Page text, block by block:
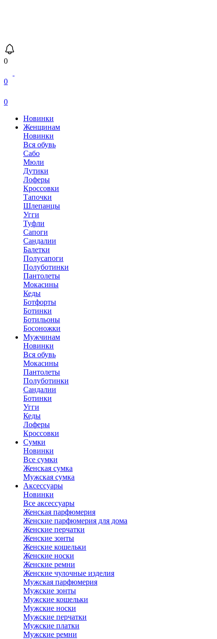
0
0
0
Новинки
Женщинам
Новинки
Вся обувь
Сабо
Мюли
Дутики
Лоферы
Кроссовки
Тапочки
Шлепанцы
Угги
Туфли
Сапоги
Сандалии
Балетки
Полусапоги
Полуботинки
Пантолеты
Мокасины
Кеды
Ботфорты
Ботинки
Ботильоны
Босоножки
Мужчинам
Новинки
Вся обувь
Мокасины
Пантолеты
Полуботинки
Сандалии
Ботинки
Угги
Кеды
Лоферы
Кроссовки
Сумки
Новинки
Все сумки
Женская сумка
Мужская сумка
Аксессуары
Новинки
Все аксессуары
Женская парфюмерия
Женские парфюмерия для дома
Женские перчатки
Женские зонты
Женские кошельки
Женские носки
Женские ремни
Женские чулочные изделия
Мужская парфюмерия
Мужские зонты
Мужские кошельки
Мужские носки
Мужские перчатки
Мужские платки
Мужские ремни